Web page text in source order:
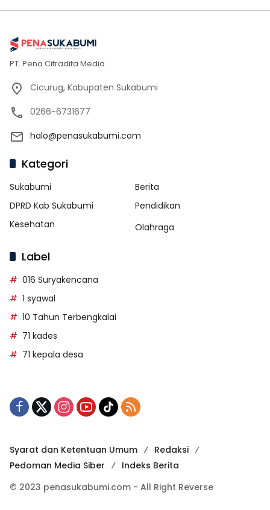
PT. Pena Citradita Media
Cicurug, Kabupaten Sukabumi
0266-6731677
halo@penasukabumi.com
Kategori
Sukabumi
Berita
DPRD Kab Sukabumi
Pendidikan
Kesehatan
Olahraga
Label
016 Suryakencana
1 syawal
10 Tahun Terbengkalai
71 kades
71 kepala desa
Syarat dan Ketentuan Umum
Redaksi
Pedoman Media Siber
Indeks Berita
© 2023 penasukabumi.com - All Right Reverse